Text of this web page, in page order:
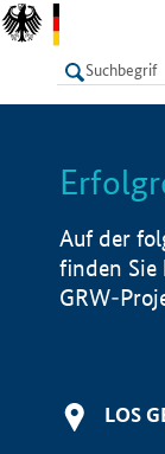
LISTE
Auf der
finden Sie
GRW-
LOS